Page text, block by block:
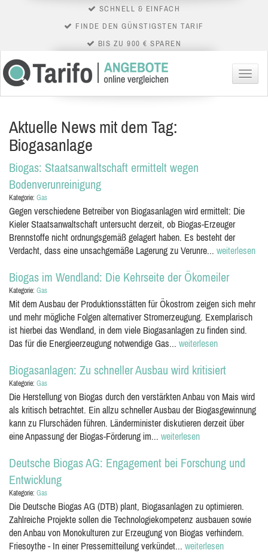
SCHNELL & EINFACH
FINDE DEN GÜNSTIGSTEN TARIF
BIS ZU 900 € SPAREN
Menü
Aktuelle News mit dem Tag:
Biogasanlage
Biogas: Staatsanwaltschaft ermittelt wegen
Bodenverunreinigung
Kategorie: Gas
Gegen verschiedene Betreiber von Biogasanlagen wird ermittelt: Die
Kieler Staatsanwaltschaft untersucht derzeit, ob Biogas-Erzeuger
Brennstoffe nicht ordnungsgemäß gelagert haben. Es besteht der
Verdacht, dass eine unsachgemäße Lagerung zu Verunre... weiterlesen
Biogas im Wendland: Die Kehrseite der Ökomeiler
Kategorie: Gas
Mit dem Ausbau der Produktionsstätten für Ökostrom zeigen sich mehr
und mehr mögliche Folgen alternativer Stromerzeugung. Exemplarisch
ist hierbei das Wendland, in dem viele Biogasanlagen zu finden sind.
Das für die Energieerzeugung notwendige Gas... weiterlesen
Biogasanlagen: Zu schneller Ausbau wird kritisiert
Kategorie: Gas
Die Herstellung von Biogas durch den verstärkten Anbau von Mais wird
als kritisch betrachtet. Ein allzu schneller Ausbau der Biogasgewinnung
kann zu Flurschäden führen. Länderminister diskutieren derzeit über
eine Anpassung der Biogas-Förderung im... weiterlesen
Deutsche Biogas AG: Engagement bei Forschung und
Entwicklung
Kategorie: Gas
Die Deutsche Biogas AG (DTB) plant, Biogasanlagen zu optimieren.
Zahlreiche Projekte sollen die Technologiekompetenz ausbauen sowie
den Anbau von Monokulturen zur Erzeugung von Biogas verhindern.
Friesoythe - In einer Pressemitteilung verkündet... weiterlesen